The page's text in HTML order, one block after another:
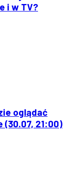
i w TV?
oglądać
(30.07, 21:00)